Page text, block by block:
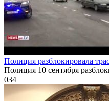
Полиция разблокировала
Полиция 10 сентября
034